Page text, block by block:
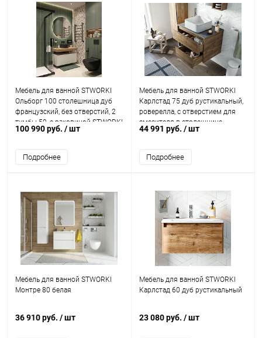
Мебель для ванной STWORKI
Ольборг 100 столешница дуб
французский, без отверстий, 2
тумбы 50, с раковиной STWORKI
Rotenburg 40 черной
100 990 руб. / шт
Подробнее
Мебель для ванной STWORKI
Карлстад 75 дуб рустикальный,
роверелла, с отверстием для
смесителя в столешнице
44 991 руб. / шт
Подробнее
Мебель для ванной STWORKI
Монтре 80 белая
36 910 руб. / шт
Мебель для ванной STWORKI
Карлстад 60 дуб рустикальный
23 080 руб. / шт